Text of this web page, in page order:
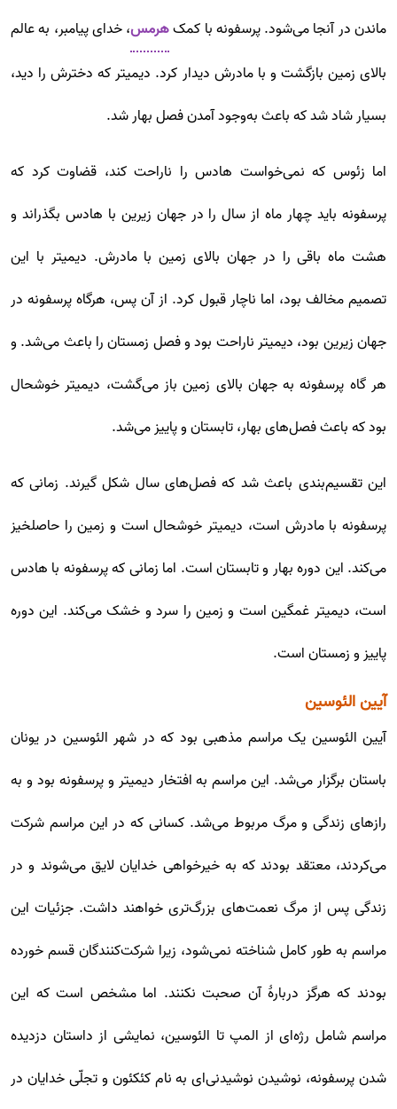
ماندن در آنجا می‌شود. پرسفونه با کمکهرمس، خدای پیامبر، به عالم
بالای زمین بازگشت و با مادرش دیدار کرد. دیمیتر که دخترش را دید،
بسیار شاد شد که باعث به‌وجود آمدن فصل بهار شد.
اما زئوس که نمی‌خواست‌ هادس را ناراحت کند، قضاوت کرد که
پرسفونه باید چهار ماه از سال را در جهان زیرین با هادس بگذراند و
هشت ماه باقی را در جهان بالای زمین با مادرش. دیمیتر با این
تصمیم مخالف بود، اما ناچار قبول کرد. از آن پس، هر‌گاه پرسفونه در
جهان زیرین بود، دیمیتر ناراحت بود و فصل زمستان را باعث می‌شد. و
هر گاه پرسفونه به جهان بالای زمین باز می‌گشت، دیمیتر خوشحال
بود که باعث فصل‌های بهار، تابستان و پاییز می‌شد.
این تقسیم‌بندی باعث شد که فصل‌های سال شکل گیرند. زمانی که
پرسفونه با مادرش است، دیمیتر خوشحال است و زمین را حاصلخیز
می‌کند. این دوره بهار و تابستان است. اما زمانی که پرسفونه با‌ هادس
است، دیمیتر غمگین است و زمین را سرد و خشک می‌کند. این دوره
پاییز و زمستان است.
آیین الئوسین
آیین الئوسین یک مراسم مذهبی بود که در شهر الئوسین در یونان
باستان برگزار می‌شد. این مراسم به افتخار دیمیتر و پرسفونه بود و به
رازهای زندگی و مرگ مربوط می‌شد. کسانی که در این مراسم شرکت
می‌کردند، معتقد بودند که به خیرخواهی خدایان لایق می‌شوند و در
زندگی پس از مرگ نعمت‌های بزرگ‌تری خواهند داشت. جزئیات این
مراسم به طور کامل شناخته نمی‌شود، زیرا شرکت‌کنندگان قسم خورده
بودند که هرگز دربارهٔ آن صحبت نکنند. اما مشخص است که این
مراسم شامل رژه‌ای از المپ تا الئوسین، نمایشی از داستان دزدیده
شدن پرسفونه، نوشیدن نوشیدنی‌ای به نام کئکئون و تجلّی خدایان در